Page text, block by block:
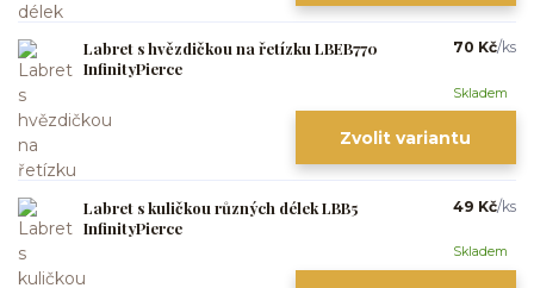
Labret s hvězdičkou na řetízku LBEB770
InfinityPierce
70 Kč/ks
Skladem
Zvolit variantu
Labret s kuličkou různých délek LBB5
InfinityPierce
49 Kč/ks
Skladem